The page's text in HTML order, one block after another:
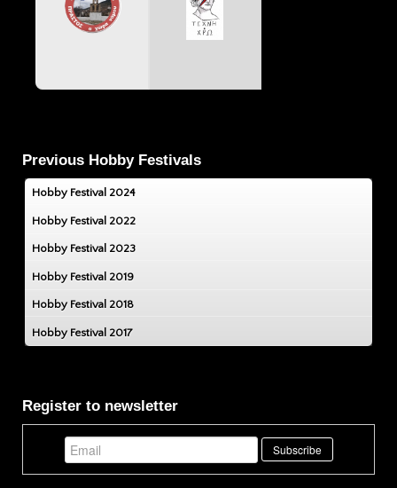
Previous Hobby Festivals
Hobby Festival 2024
Hobby Festival 2022
Hobby Festival 2023
Hobby Festival 2019
Hobby Festival 2018
Hobby Festival 2017
Register to newsletter